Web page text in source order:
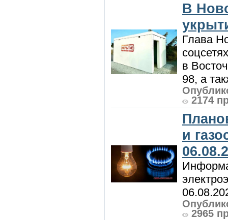
В
Глава
в
98, а
2174
и
2965